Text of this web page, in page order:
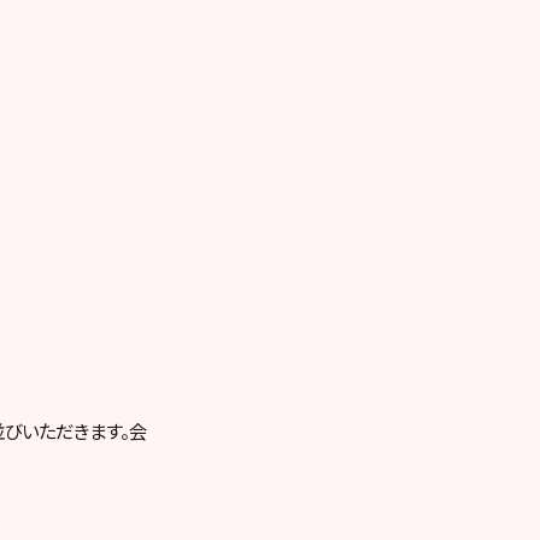
いただきます。会